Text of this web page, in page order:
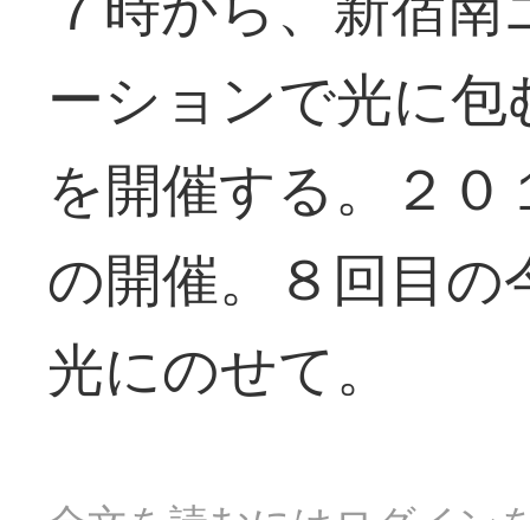
ーションで光に
を開催する。２
の開催。８回目
光にのせて。